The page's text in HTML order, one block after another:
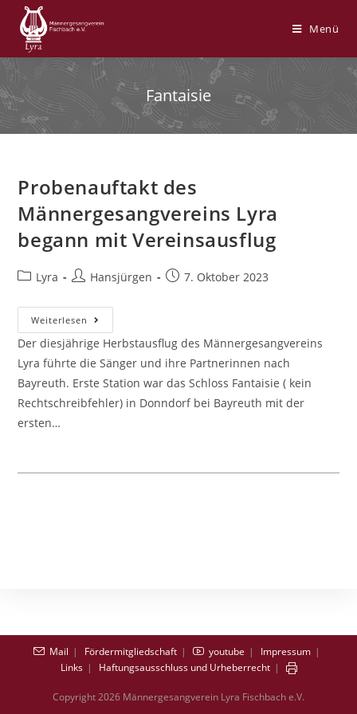
Inhalt
springen
Menü
Fantaisie
Probenauftakt des
Männergesangvereins Lyra
begann mit Vereinsausflug
Beitrags-
Lyra
Beitrags-
Hansjürgen
Beitrag7. Oktober 2023
Weiterlesen Probenauftakt
Des
Männergesangvereins
Lyra
Begann
Mit
Vereinsausflug
Der diesjährige Herbstausflug des Männergesangvereins
Lyra führte die Sänger und ihre Partnerinnen nach
Bayreuth. Erste Station war das Schloss Fantaisie ( kein
Rechtschreibfehler) in Donndorf bei Bayreuth mit der
ersten…
Mail Fördermitgliedschaft youtube
Impressum
Links
Haftungsausschluss und Urheberrecht
Copyright 2026 Männergesangverein Lyra Fischbach e.V.